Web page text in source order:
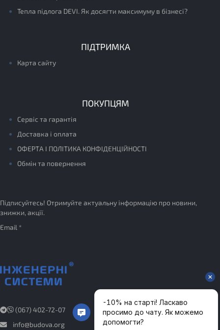
Тепла підлога DEVI. Як досягти максимуму в бізнесі?
ПІДТРИМКА
Карта сайту
ПОКУПЦЯМ
Сервіс та гарантія
Доставка і оплата
ОФЕРТА І ПОЛІТИКА КОНФІДЕНЦІЙНОСТІ
Обмін та повернення
Підписуйтесь! Отримуйте актуальну інформацію про новини,
знижки, акції.
Email *
(067) 402-72-07
info@budova.org